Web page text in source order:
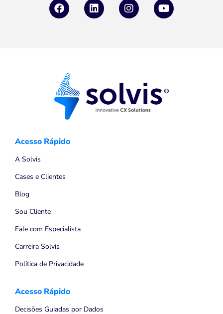
Acesso Rápido
A Solvis
Cases e Clientes
Blog
Sou Cliente
Fale com Especialista
Carreira Solvis
Política de Privacidade
Acesso Rápido
Decisões Guiadas por Dados